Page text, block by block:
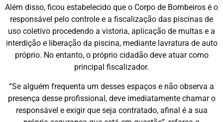
Além disso, ficou estabelecido que o Corpo de Bombeiros é o
responsável pelo controle e a fiscalização das piscinas de
uso coletivo procedendo a vistoria, aplicação de multas e a
interdição e liberação da piscina, mediante lavratura de auto
próprio. No entanto, o próprio cidadão deve atuar como
principal fiscalizador.
“Se alguém frequenta um desses espaços e não observa a
presença desse profissional, deve imediatamente chamar o
responsável e exigir que seja contratado, afinal é a sua